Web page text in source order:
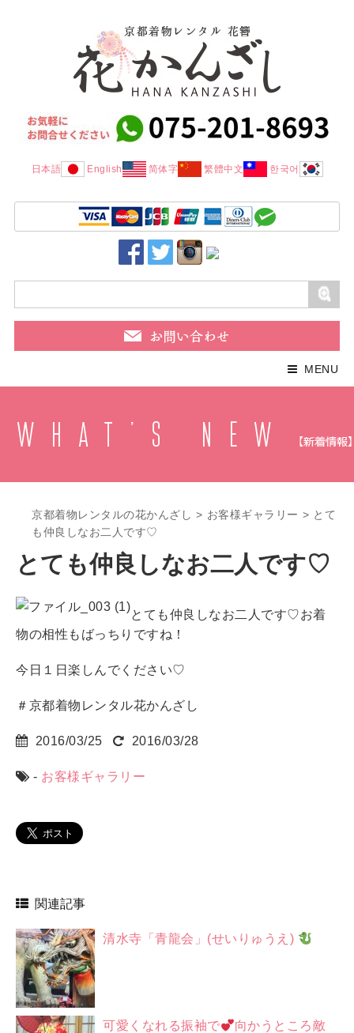
日本語 English 简体字 繁體中文 한국어
MENU
京都着物レンタルの花かんざし > お客様ギャラリー > とて
も仲良しなお二人です♡
とても仲良しなお二人です♡
とても仲良しなお二人です♡お着
物の相性もばっちりですね！
今日１日楽しんでください♡
＃京都着物レンタル花かんざし
2016/03/25 2016/03/28
- お客様ギャラリー
関連記事
清水寺「青龍会」(せいりゅうえ)
可愛くなれる振袖で
向かうところ敵